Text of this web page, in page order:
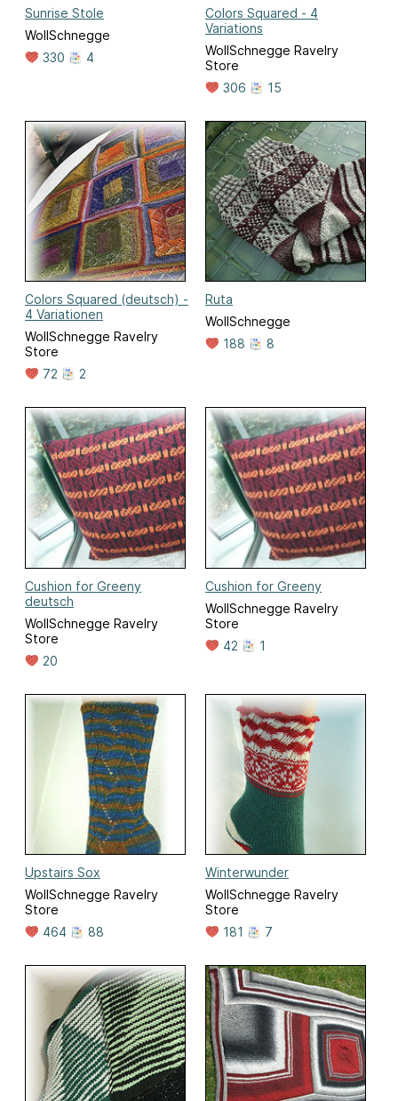
Sunrise Stole
WollSchnegge
330
4
Colors Squared - 4
Variations
WollSchnegge Ravelry
Store
306
15
Colors Squared (deutsch) -
4 Variationen
WollSchnegge Ravelry
Store
72
2
Ruta
WollSchnegge
188
8
Cushion for Greeny
deutsch
WollSchnegge Ravelry
Store
20
Cushion for Greeny
WollSchnegge Ravelry
Store
42
1
Upstairs Sox
WollSchnegge Ravelry
Store
464
88
Winterwunder
WollSchnegge Ravelry
Store
181
7